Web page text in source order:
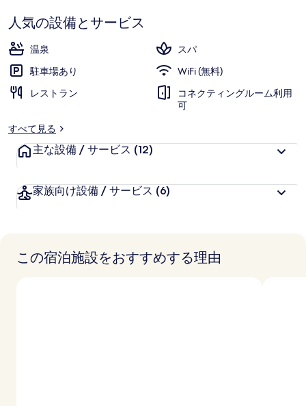
テ
ル
&
ス
の
9.8、
お
客
様
に
好
件
口
ミ
ら
人気の設備とサービス
温泉
スパ
駐車場あり
WiFi (無料)
レストラン
コネクティングルーム利用
可
すべて見る
主な設備 / サービス (12)
家族向け設備 / サービス (6)
この宿泊施設をおすすめする理由